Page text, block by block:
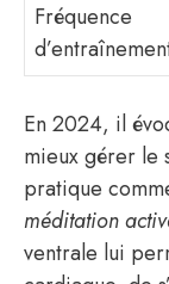
Fréquence
En 2024, il
mieux gérer le
pratique
méditation
ventrale lui